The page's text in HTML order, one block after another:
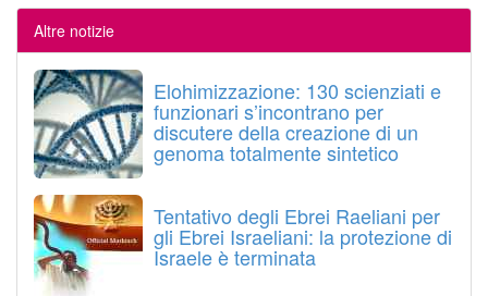
Altre notizie
Elohimizzazione: 130 scienziati e
funzionari s’incontrano per
discutere della creazione di un
genoma totalmente sintetico
Tentativo degli Ebrei Raeliani per
gli Ebrei Israeliani: la protezione di
Israele è terminata